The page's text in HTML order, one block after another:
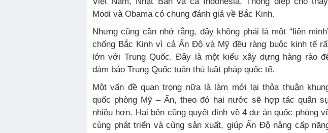
Modi và Obama có chung đánh giá về Bắc Kinh.
Nhưng cũng cần nhớ rằng, đây không phải là một “liên
chống Bắc Kinh vì cả Ấn Độ và Mỹ đều ràng buộc kinh tế
lớn với Trung Quốc. Đây là một kiểu xây dựng hàng rào
đảm bảo Trung Quốc tuân thủ luật pháp quốc tế.
Một vấn đề quan trọng nữa là làm mới lại thỏa thuận
quốc phòng Mỹ – Ấn, theo đó hai nước sẽ hợp tác quân
nhiều hơn. Hai bên cũng quyết định về 4 dự án quốc phòng
cùng phát triển và cùng sản xuất, giúp Ấn Độ nâng cấp